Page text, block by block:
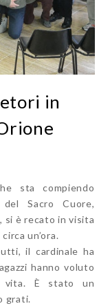
in
sta compiendo
Sacro Cuore,
si è recato in visita
un’ora.
il cardinale ha
hanno voluto
vita. È stato un
grati.